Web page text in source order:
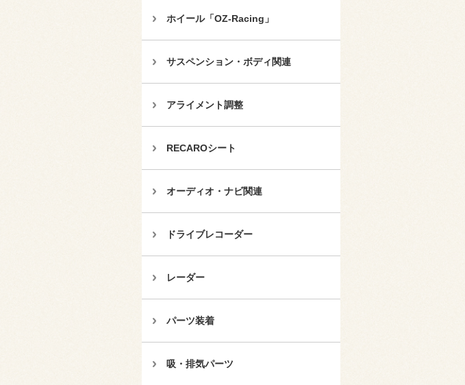
ホイール「OZ-Racing」
サスペンション・ボディ関連
アライメント調整
RECAROシート
オーディオ・ナビ関連
ドライブレコーダー
レーダー
パーツ装着
吸・排気パーツ